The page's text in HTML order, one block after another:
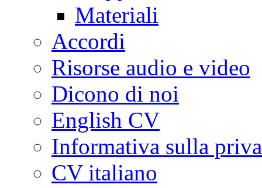
Materiali
Accordi
Risorse audio e video
Dicono di noi
English CV
Informativa sulla
CV italiano